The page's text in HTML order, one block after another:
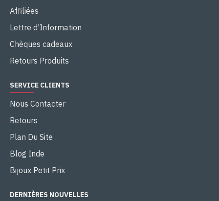
Affiliées
Lettre d'Information
Chèques cadeaux
Retours Produits
SERVICE CLIENTS
Nous Contacter
Retours
Plan Du Site
Blog Inde
Bijoux Petit Prix
DERNIÈRES NOUVELLES